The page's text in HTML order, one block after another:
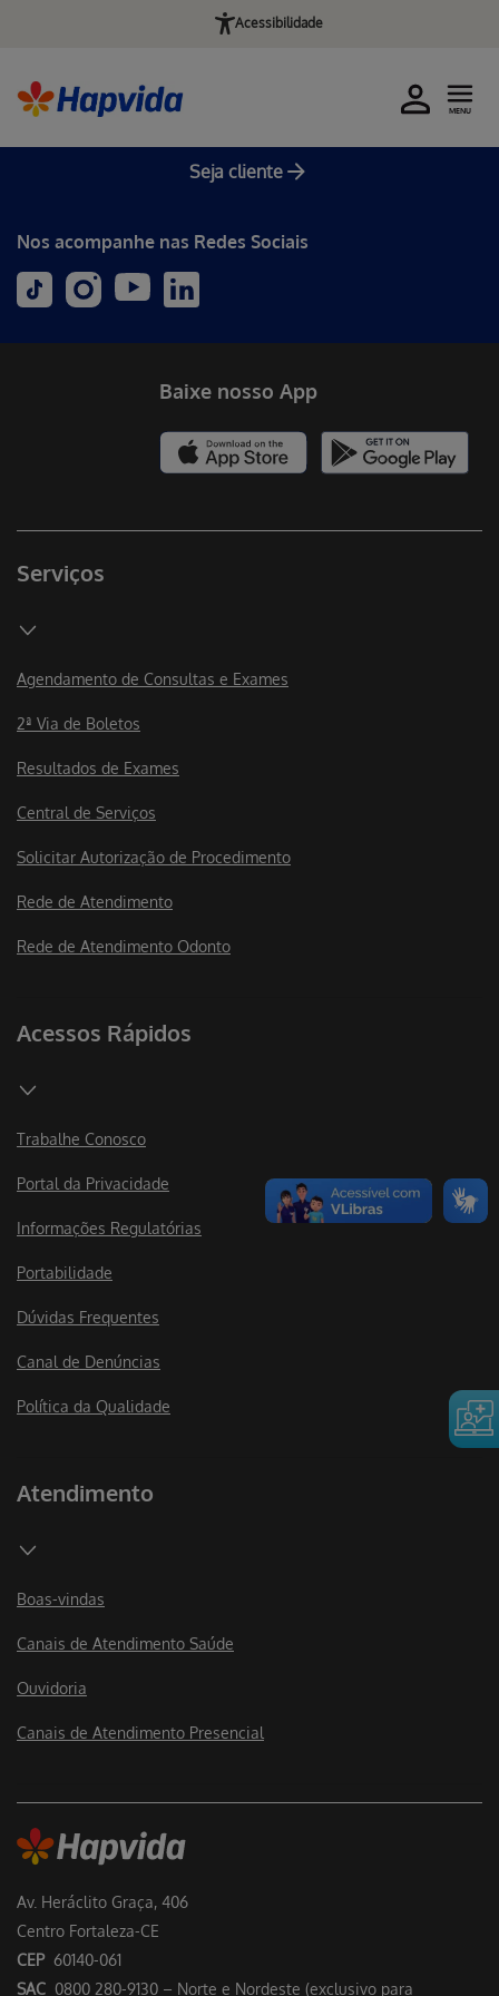
Acessibilidade
Seja cliente
MENU
Nos acompanhe nas Redes Sociais
Av. Heráclito Graça, 406
Centro Fortaleza-CE
CEP 60140-061
SAC 0800 280-9130 – Norte e Nordeste (exclusivo para
Serviços
Agendamento de Consultas e Exames
2ª Via de Boletos
Resultados de Exames
Central de Serviços
Solicitar Autorização de Procedimento
Rede de Atendimento
Rede de Atendimento Odonto
Acessos Rápidos
Trabalhe Conosco
Portal da Privacidade
Informações Regulatórias
Portabilidade
Dúvidas Frequentes
Canal de Denúncias
Política da Qualidade
Atendimento
Boas-vindas
Canais de Atendimento Saúde
Ouvidoria
Canais de Atendimento Presencial
Baixe nosso App